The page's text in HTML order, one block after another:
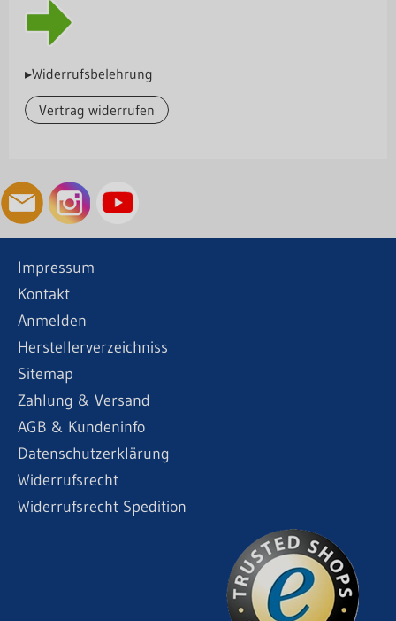
▸Widerrufsbelehrung
Vertrag widerrufen
Impressum
Kontakt
Anmelden
Herstellerverzeichniss
Sitemap
Zahlung & Versand
AGB & Kundeninfo
Datenschutzerklärung
Widerrufsrecht
Widerrufsrecht Spedition